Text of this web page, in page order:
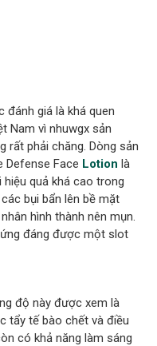
giá là khá quen
Nam vì nhuwgx sản
rất phải chăng. Dòng sản
Defense Face Lotion là
quả khá cao trong
bụi bẩn lên bề mặt
hình thành nên mụn.
đáng được một slot
độ này được xem là
tẩy tế bào chết và điều
có khả năng làm sáng